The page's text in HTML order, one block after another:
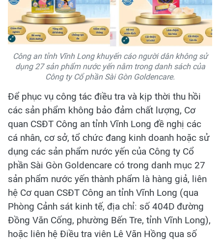
Công an tỉnh Vĩnh Long khuyến cáo người dân không sử
dụng 27 sản phẩm nước yến nằm trong danh sách của
Công ty Cổ phần Sài Gòn Goldencare.
Để phục vụ công tác điều tra và kịp thời thu hồi
các sản phẩm không bảo đảm chất lượng, Cơ
quan CSĐT Công an tỉnh Vĩnh Long đề nghị các
cá nhân, cơ sở, tổ chức đang kinh doanh hoặc sử
dụng các sản phẩm nước yến của Công ty Cổ
phần Sài Gòn Goldencare có trong danh mục 27
sản phẩm nước yến thành phẩm là hàng giả, liên
hệ Cơ quan CSĐT Công an tỉnh Vĩnh Long (qua
Phòng Cảnh sát kinh tế, địa chỉ: số 404D đường
Đồng Văn Cống, phường Bến Tre, tỉnh Vĩnh Long),
hoặc liên hệ Điều tra viên Lê Văn Hồng qua số